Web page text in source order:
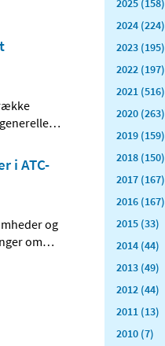
…
i ATC-
og
om…
2025 (158)
2024 (224)
2023 (195)
2022 (197)
2021 (516)
2020 (263)
2019 (159)
2018 (150)
2017 (167)
2016 (167)
2015 (33)
2014 (44)
2013 (49)
2012 (44)
2011 (13)
2010 (7)